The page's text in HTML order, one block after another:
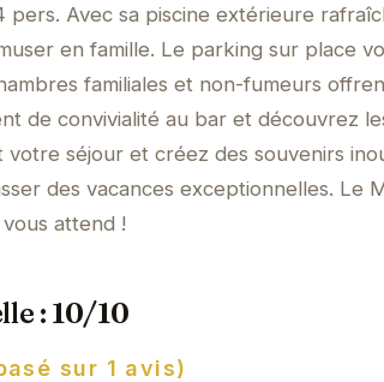
pers. Avec sa piscine extérieure
en famille. Le parking sur place
familiales et non-fumeurs
de convivialité au bar et découvrez
votre séjour et créez des souvenirs
des vacances exceptionnelles. Le
attend !
: 10/10
sur 1 avis)